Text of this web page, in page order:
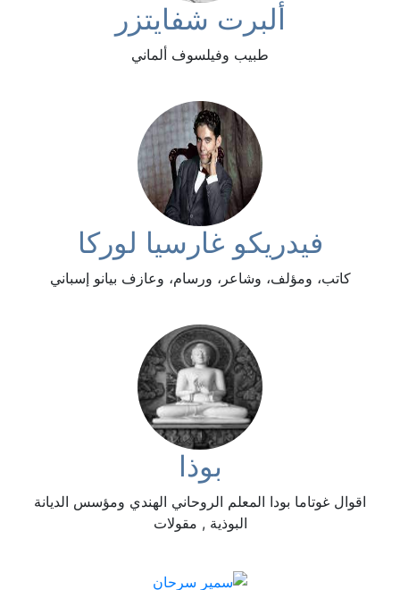
ألبرت شفايتزر
طبيب وفيلسوف ألماني
فيدريكو غارسيا لوركا
كاتب، ومؤلف، وشاعر، ورسام، وعازف بيانو إسباني
بوذا
اقوال غوتاما بودا المعلم الروحاني الهندي ومؤسس الديانة
البوذية , مقولات